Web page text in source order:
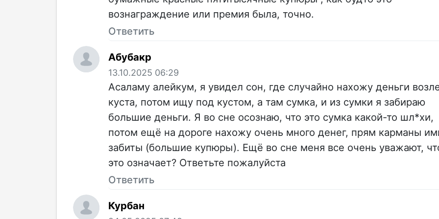
вознаграждение или премия была, точно.
Ответить
Абубакр
13.10.2025 06:29
Асаламу алейкум, я увидел сон, где случайно нахожу деньги
куста, потом ищу под кустом, а там сумка, и из сумки я забираю
большие деньги. Я во сне осознаю, что это сумка какой-то шл*хи,
потом ещё на дороге нахожу очень много денег, прям карманы
забиты (большие купюры). Ещё во сне меня все очень уважают,
это означает? Ответьте пожалуйста
Ответить
Курбан